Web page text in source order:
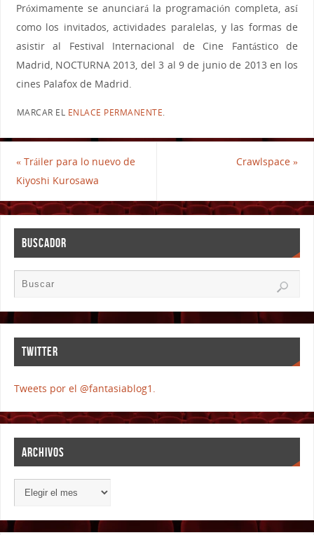
Próximamente se anunciará la programación completa, así
como los invitados, actividades paralelas, y las formas de
asistir al Festival Internacional de Cine Fantástico de
Madrid, NOCTURNA 2013, del 3 al 9 de junio de 2013 en los
cines Palafox de Madrid.
MARCAR EL ENLACE PERMANENTE.
«Tráiler para lo nuevo de
Kiyoshi Kurosawa
Crawlspace»
BUSCADOR
TWITTER
Tweets por el @fantasiablog1.
ARCHIVOS